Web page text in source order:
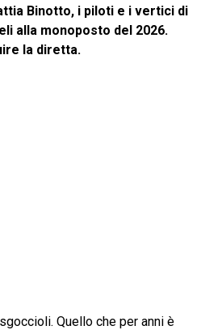
Binotto, i piloti e i vertici di
alla monoposto del 2026.
la diretta.
Quello che per anni è